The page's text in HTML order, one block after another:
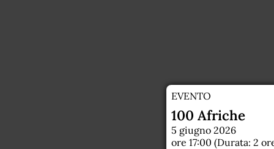
EVENTO
100 Afriche
5 giugno 2026
ore 17:00 (Durata: 2